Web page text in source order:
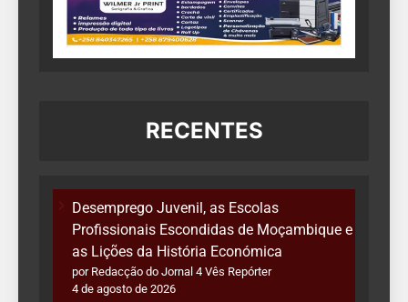
RECENTES
Desemprego Juvenil, as Escolas
Profissionais Escondidas de Moçambique e
as Lições da História Económica
por Redacção do Jornal 4 Vês Repórter
4 de agosto de 2026